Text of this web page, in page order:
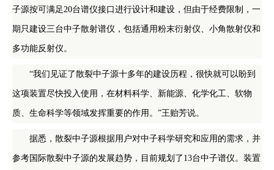
子源按可满足20台谱仪接口进行设计和建设，但由于经费限制，一
期只建设三台中子散射谱仪，包括通用粉末衍射仪、小角散射仪和
多功能反射仪。
“我们见证了散裂中子源十多年的建设历程，很快就可以盼到
这项装置尽快投入使用，在材料科学、新能源、化学化工、软物
质、生命科学等领域发挥重要的作用。”王贻芳说。
据悉，散裂中子源根据用户对中子科学研究和应用的需求，并
参考国际散裂中子源的发展趋势，目前规划了13台中子谱仪。装置